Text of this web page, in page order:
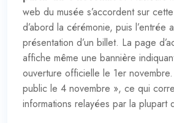
web du musée s’accordent sur
d’abord la cérémonie, puis l’entrée
présentation d’un billet. La page
affiche même une bannière
ouverture officielle le 1er
public le 4 novembre », ce qui
informations relayées par la plupart